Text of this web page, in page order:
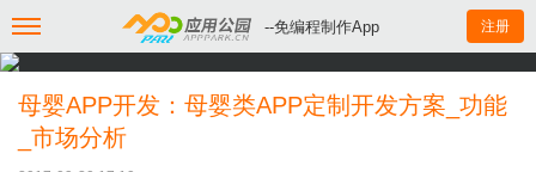
--免编程制作App 注册
母婴APP开发：母婴类APP定制开发方案_功能
_市场分析